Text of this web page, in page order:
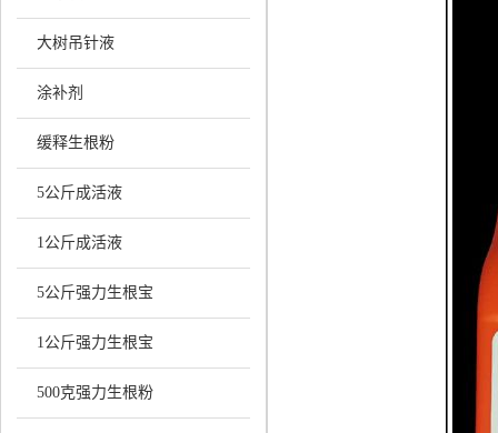
大树吊针液
涂补剂
缓释生根粉
5公斤成活液
1公斤成活液
5公斤强力生根宝
1公斤强力生根宝
500克强力生根粉